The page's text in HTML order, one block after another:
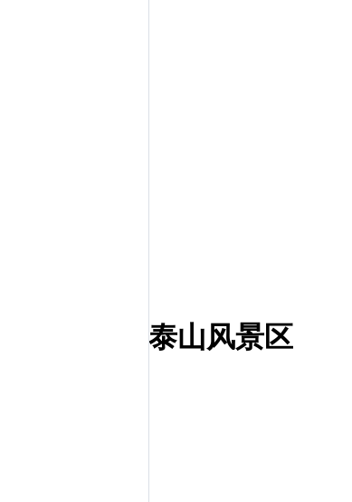
泰山风景区